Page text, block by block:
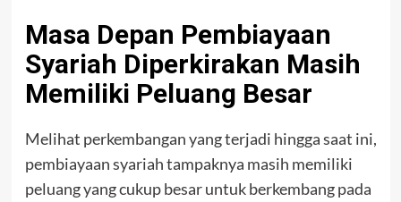
Masa Depan Pembiayaan
Syariah Diperkirakan Masih
Memiliki Peluang Besar
Melihat perkembangan yang terjadi hingga saat ini,
pembiayaan syariah tampaknya masih memiliki
peluang yang cukup besar untuk berkembang pada